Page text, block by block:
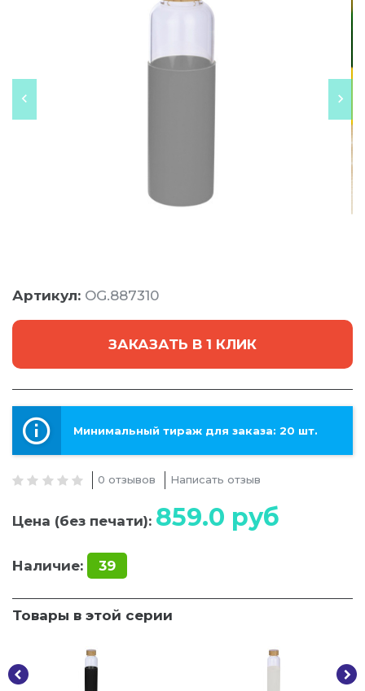
Артикул: OG.887310
ЗАКАЗАТЬ В 1 КЛИК
Минимальный тираж для заказа: 20 шт.
0 отзывов Написать отзыв
Цена (без печати): 859.0 руб
Наличие: 39
Товары в этой серии